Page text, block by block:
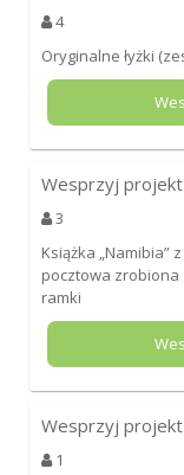
4
Oryginalne łyżki
Wesprzyj projekt
3
Książka
pocztowa zrobiona
ramki
Wesprzyj projekt
1